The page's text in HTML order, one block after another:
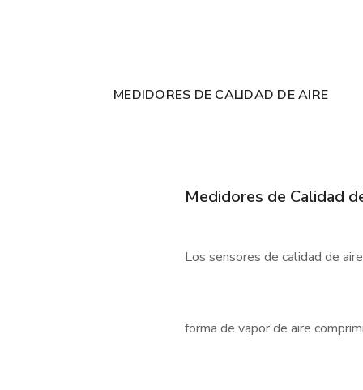
MEDIDORES DE CALIDAD DE AIRE
Medidores de Calidad
Los sensores de calidad de
forma de vapor de aire